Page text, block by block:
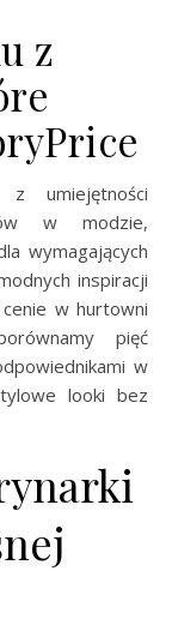
z
w modzie,
wymagających
inspiracji
w hurtowni
pięć
w
looki bez